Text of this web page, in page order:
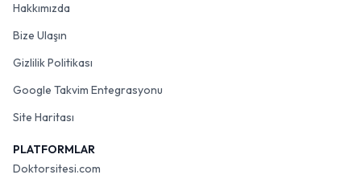
Hakkımızda
Bize Ulaşın
Gizlilik Politikası
Google Takvim Entegrasyonu
Site Haritası
PLATFORMLAR
Doktorsitesi.com